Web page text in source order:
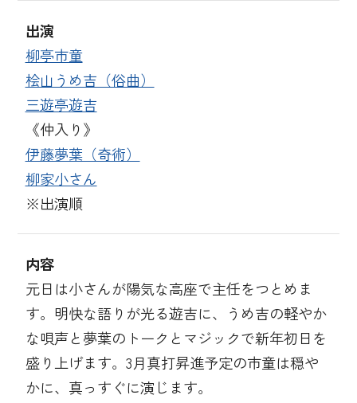
出演
柳亭市童
桧山うめ吉（俗曲）
三遊亭遊吉
《仲入り》
伊藤夢葉（奇術）
柳家小さん
※出演順
内容
元日は小さんが陽気な高座で主任をつとめま
す。明快な語りが光る遊吉に、うめ吉の軽やか
な唄声と夢葉のトークとマジックで新年初日を
盛り上げます。3月真打昇進予定の市童は穏や
かに、真っすぐに演じます。